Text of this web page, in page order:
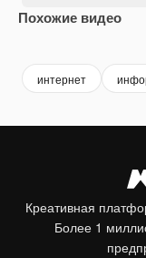
Похожие видео
интернет
Креативная
Более 1